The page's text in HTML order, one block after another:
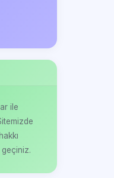
ile